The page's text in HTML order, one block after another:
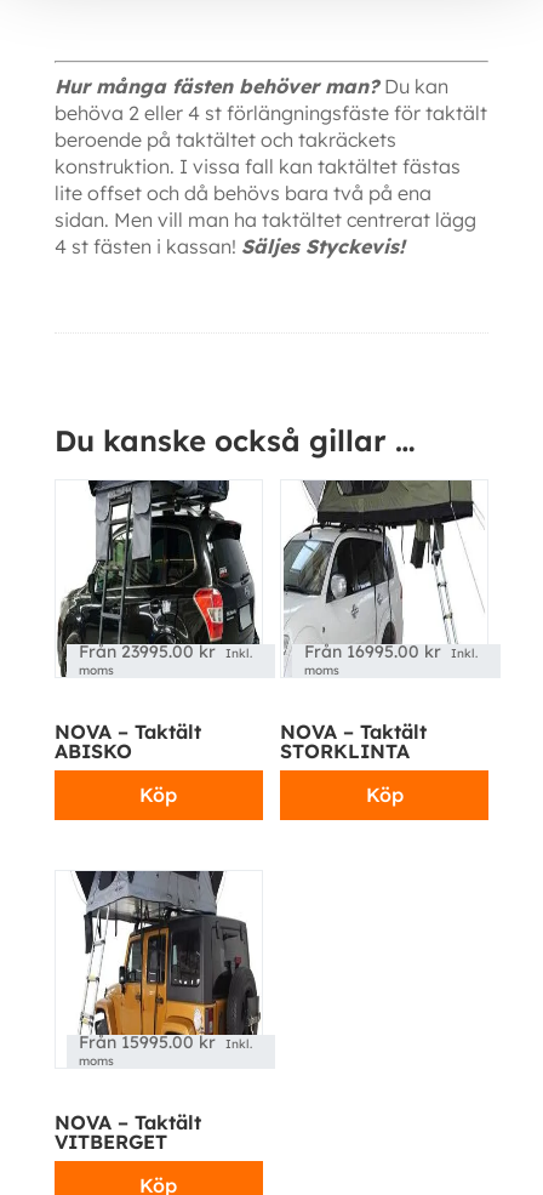
Hur många fästen behöver man?Du kan
behöva 2 eller 4 st förlängningsfäste för taktält
beroende på taktältet och takräckets
konstruktion. I vissa fall kan taktältet fästas
lite offset och då behövs bara två på ena
sidan. Men vill man ha taktältet centrerat lägg
4 st fästen i kassan! Säljes Styckevis!
Du kanske också gillar …
Från23995.00kr
Inkl.
moms
NOVA – Taktält
ABISKO
Köp
Från16995.00 kr
Inkl.
moms
NOVA – Taktält
STORKLINTA
Köp
Kampanj!
Från15995.00kr
Inkl.
moms
NOVA – Taktält
VITBERGET
Köp